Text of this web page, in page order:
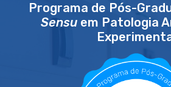
Programa de Pós-
Sensuem Patologia